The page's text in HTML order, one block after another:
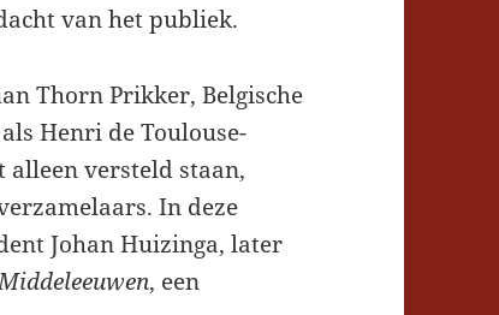
van het publiek.
Thorn Prikker, Belgische
Henri de Toulouse-
alleen versteld staan,
In deze
Johan Huizinga, later
, een